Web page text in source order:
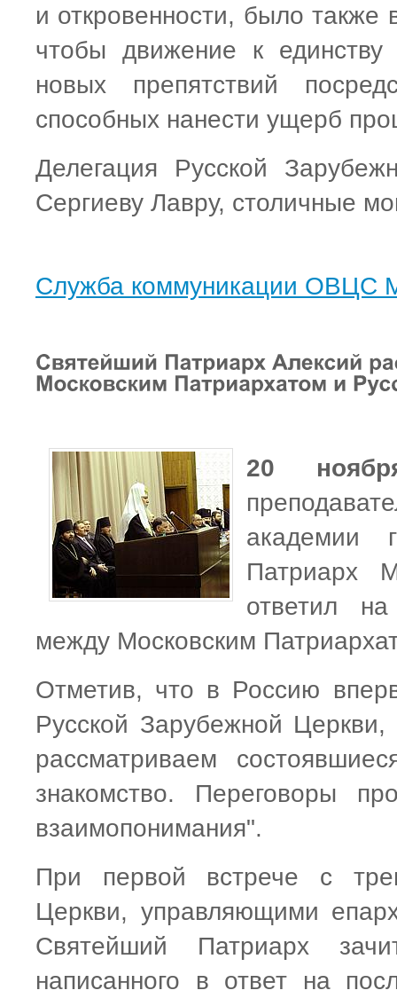
и откровенности, было
чтобы движение к
новых препятствий
способных нанести ущерб
Делегация Русской
Сергиеву Лавру, столичные
Служба коммуникации ОВЦС
20
академии
Патриарх
ответил
между Московским
Отметив, что в Россию
Русской Зарубежной
рассматриваем
знакомство. Переговоры
взаимопонимания".
При первой встрече с
Церкви, управляющими
Святейший Патриарх
написанного в ответ на